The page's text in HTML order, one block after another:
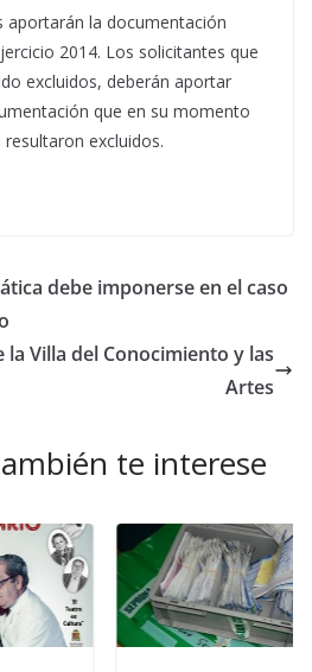
aportarán la documentación
2014. Los solicitantes que
excluidos, deberán aportar
que en su momento
excluidos.
debe imponerse en el caso
Villa del Conocimiento y las
Artes
te interese